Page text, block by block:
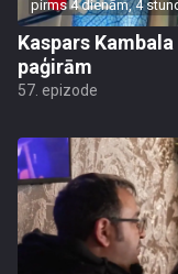
pirms 4 dienām, 4
Kaspars
paģirām
57. epizode